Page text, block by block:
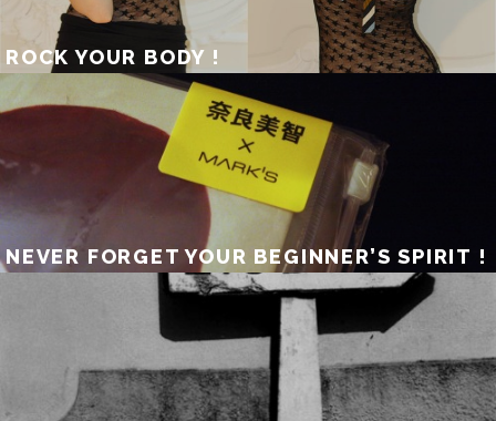
ROCK YOUR BODY !
NEVER FORGET YOUR BEGINNER’S SPIRIT !